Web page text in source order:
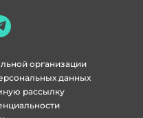
рассылку
данных
организации